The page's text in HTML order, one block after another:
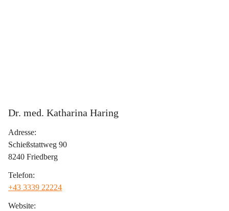
Dr. med. Katharina Haring
Adresse:
Schießstattweg 90
8240 Friedberg
Telefon:
+43 3339 22224
Website: